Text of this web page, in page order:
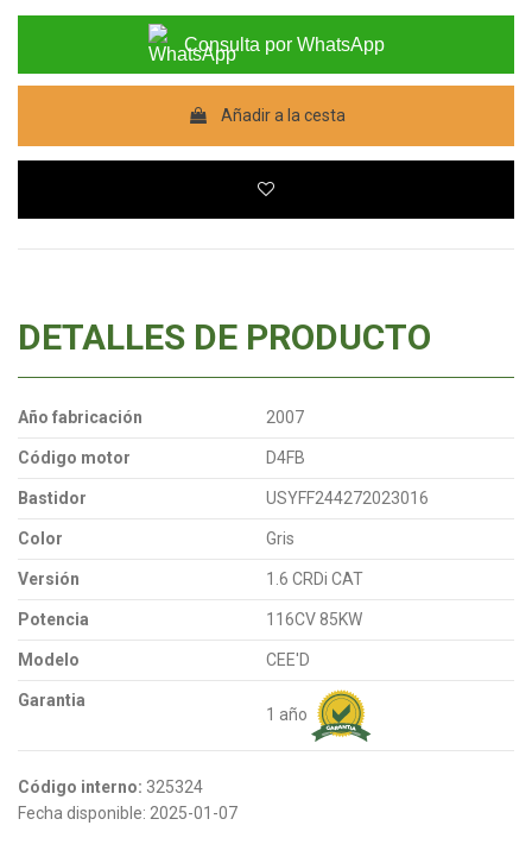
Consulta por WhatsApp
Añadir a la cesta
DETALLES DE PRODUCTO
Año fabricación 2007
Código motor D4FB
Bastidor USYFF244272023016
Color Gris
Versión 1.6 CRDi CAT
Potencia 116CV 85KW
Modelo CEE'D
Garantia
1 año
Código interno: 325324
Fecha disponible: 2025-01-07